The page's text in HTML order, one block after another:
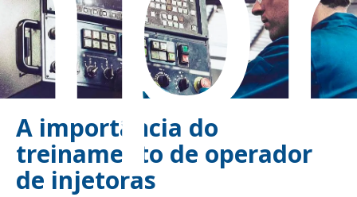
A importância do
treinamento de operador
de injetoras